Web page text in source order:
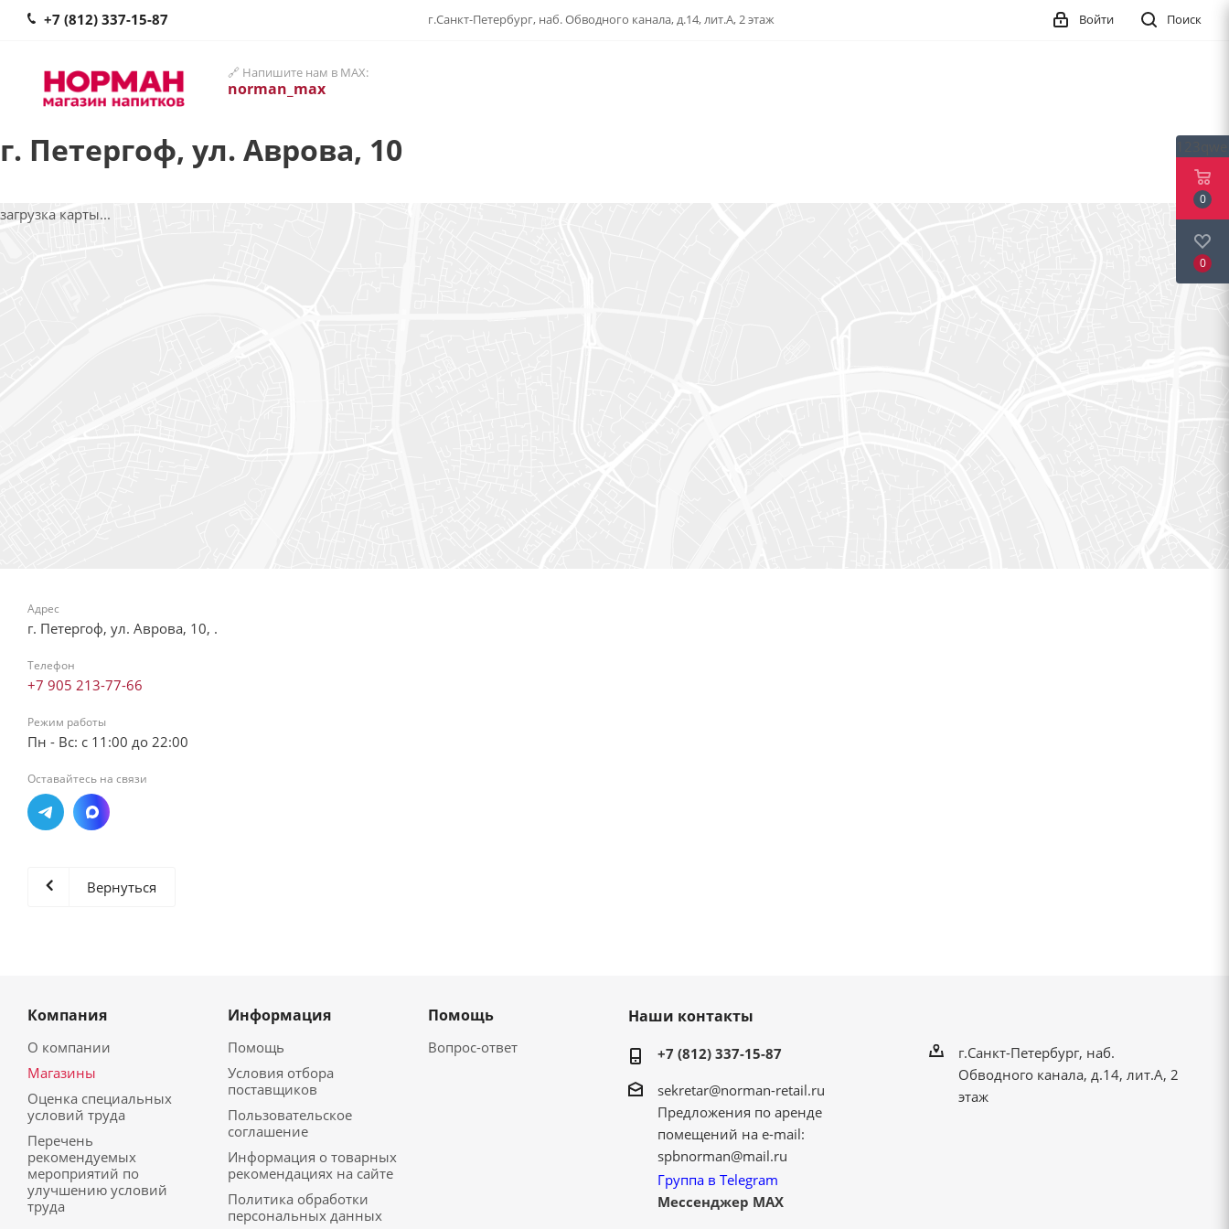
+7 (812) 337-15-87 г.Санкт-Петербург, наб. Обводного канала, д.14, лит.А, 2 этаж Поиск
Войти
🔗 Напишите нам в MAX:
norman_max
г. Петергоф, ул. Аврова, 10
загрузка карты...
Адрес
г. Петергоф, ул. Аврова, 10, .
Телефон
+7 905 213-77-66
Режим работы
Пн - Вс: с 11:00 до 22:00
Оставайтесь на связи
Вернуться
Компания
О компании
Магазины
Оценка специальных
условий труда
Перечень
рекомендуемых
мероприятий по
улучшению условий
труда
Информация
Помощь
Условия отбора
поставщиков
Пользовательское
соглашение
Информация о товарных
рекомендациях на сайте
Политика обработки
персональных данных
Помощь
Вопрос-ответ
Наши контакты
+7 (812) 337-15-87
sekretar@norman-retail.ru
Предложения по аренде
помещений на e-mail:
spbnorman@mail.ru
Группа в Telegram
Мессенджер MAX
г.Санкт-Петербург, наб.
Обводного канала, д.14, лит.А, 2
этаж
0
0